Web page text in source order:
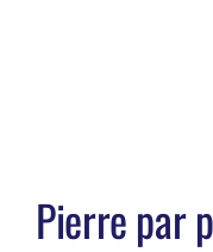
Pierre par